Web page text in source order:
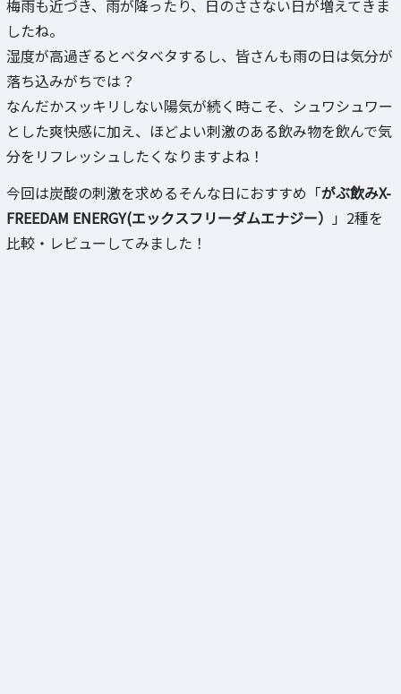
梅雨も近づき、雨が降ったり、日のささない日が増えてきま
したね。
湿度が高過ぎるとベタベタするし、皆さんも雨の日は気分が
落ち込みがちでは？
なんだかスッキリしない陽気が続く時こそ、シュワシュワー
とした爽快感に加え、ほどよい刺激のある飲み物を飲んで気
分をリフレッシュしたくなりますよね！
今回は炭酸の刺激を求めるそんな日におすすめ「がぶ飲みX-
FREEDAM ENERGY(エックスフリーダムエナジー） 」2種を
比較・レビューしてみました！